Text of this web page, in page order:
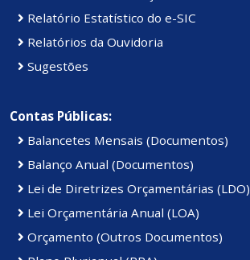
Relatório Estatístico do e-SIC
Relatórios da Ouvidoria
Sugestões
Contas Públicas:
Balancetes Mensais (Documentos)
Balanço Anual (Documentos)
Lei de Diretrizes Orçamentárias (LDO)
Lei Orçamentária Anual (LOA)
Orçamento (Outros Documentos)